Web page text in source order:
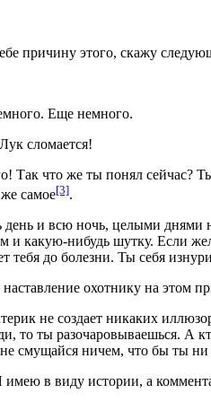
причину этого, скажу
Еще немного.
сломается!
Так что же ты понял сейчас?
самое[3].
и всю ночь, целыми днями
и какую-нибудь шутку. Если
тебя до болезни. Ты себя
охотнику на этом
не создает никаких
то ты разочаровываешься. А
не смущайся ничем, что бы ты
имею в виду истории, а